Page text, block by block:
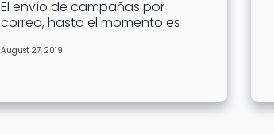
El envío de campañas por
correo, hasta el momento es
herramientas que cumple
August 27, 2019